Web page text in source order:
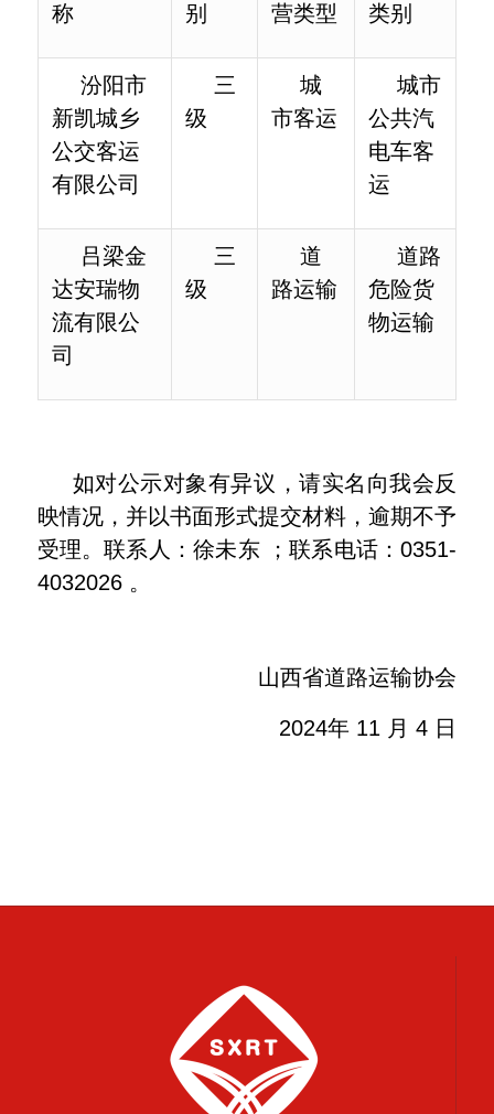
称
别
营类型
类别
汾阳市
新凯城乡
公交客运
有限公司
三
级
城
市客运
城市
公共汽
电车客
运
吕梁金
达安瑞物
流有限公
司
三
级
道
路运输
道路
危险货
物运输
如对公示对象有异议，请实名向我会反
映情况，并以书面形式提交材料，逾期不予
受理。联系人：徐未东 ；联系电话：0351-
4032026 。
山西省道路运输协会
2024年 11 月 4 日